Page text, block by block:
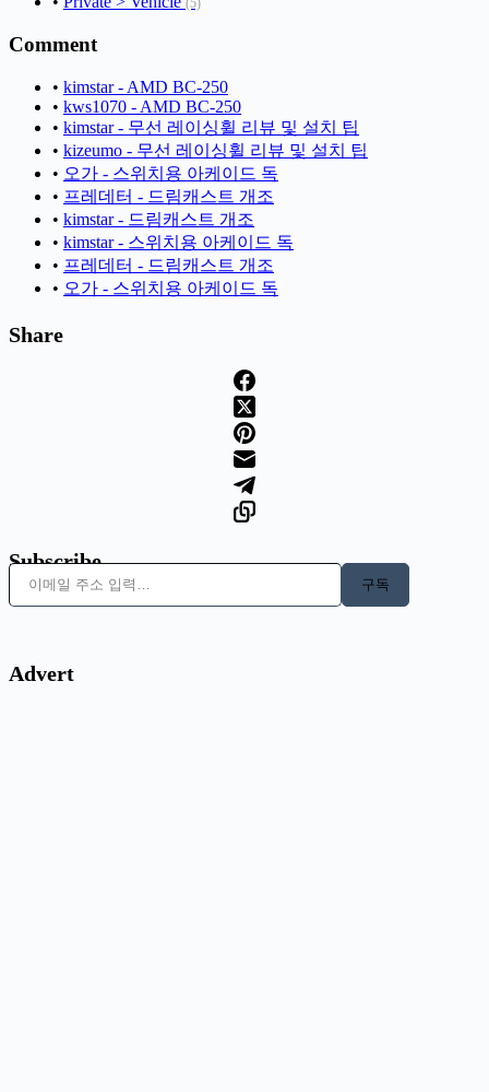
(5)
Comment
• kimstar - AMD BC-250
• kws1070 - AMD BC-250
• kimstar - 무선 레이싱휠 리뷰 및 설치 팁
• kizeumo - 무선 레이싱휠 리뷰 및 설치 팁
• 오가 - 스위치용 아케이드 독
• 프레데터 - 드림캐스트 개조
• kimstar - 드림캐스트 개조
• kimstar - 스위치용 아케이드 독
• 프레데터 - 드림캐스트 개조
• 오가 - 스위치용 아케이드 독
Share
Subscribe
이메일 주소 입력…
구독
Advert